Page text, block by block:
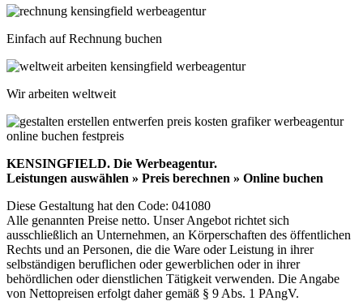
Einfach auf Rechnung buchen
Wir arbeiten weltweit
KENSINGFIELD. Die Werbeagentur.
Leistungen auswählen » Preis berechnen » Online buchen
Diese Gestaltung hat den Code: 041080
Alle genannten Preise netto. Unser Angebot richtet sich
ausschließlich an Unternehmen, an Körperschaften des öffentlichen
Rechts und an Personen, die die Ware oder Leistung in ihrer
selbständigen beruflichen oder gewerblichen oder in ihrer
behördlichen oder dienstlichen Tätigkeit verwenden. Die Angabe
von Nettopreisen erfolgt daher gemäß § 9 Abs. 1 PAngV.